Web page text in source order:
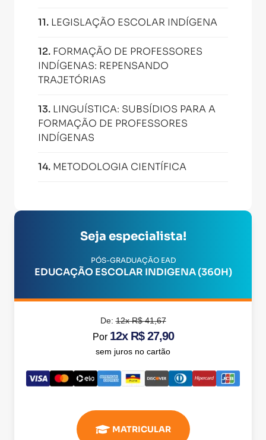
11. LEGISLAÇÃO ESCOLAR INDÍGENA
12. FORMAÇÃO DE PROFESSORES
INDÍGENAS: REPENSANDO
TRAJETÓRIAS
13. LINGUÍSTICA: SUBSÍDIOS PARA A
FORMAÇÃO DE PROFESSORES
INDÍGENAS
14. METODOLOGIA CIENTÍFICA
Seja especialista!
PÓS-GRADUAÇÃO EAD
EDUCAÇÃO ESCOLAR INDIGENA (360H)
De:12x R$ 41,67
Por 12x R$ 27,90
sem juros no cartão
MATRICULAR